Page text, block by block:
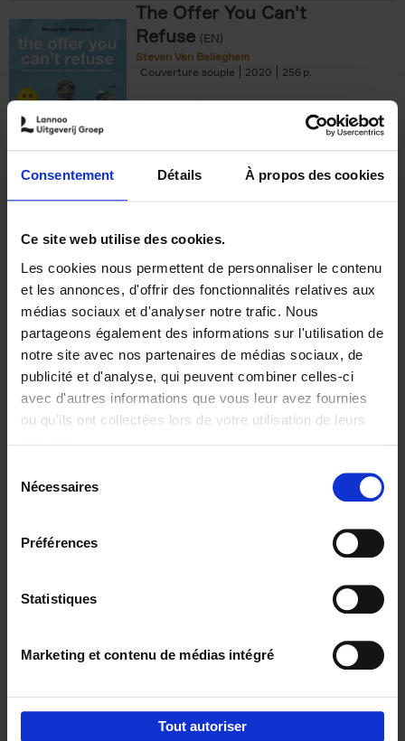
Consentement Détails À propos des cookies
Ce site web utilise des cookies.
Les cookies nous permettent de personnaliser le contenu
et les annonces, d'offrir des fonctionnalités relatives aux
médias sociaux et d'analyser notre trafic. Nous
partageons également des informations sur l'utilisation de
notre site avec nos partenaires de médias sociaux, de
publicité et d'analyse, qui peuvent combiner celles-ci
avec d'autres informations que vous leur avez fournies
ou qu'ils ont collectées lors de votre utilisation de leurs
Nécessaires
Préférences
Statistiques
Marketing et contenu de médias intégré
Tout autoriser
The Offer You Can't
Refuse (EN)
Steven Van Belleghem
Couverture souple
2020 256
€37,50
Building Bonds = Building
Business
Jochen Roef Jozefien De Feyter
Carolien Boom
Couverture souple
2025 200
€29,99
Digital marketing like a PRO -
completely revised edition (EN)